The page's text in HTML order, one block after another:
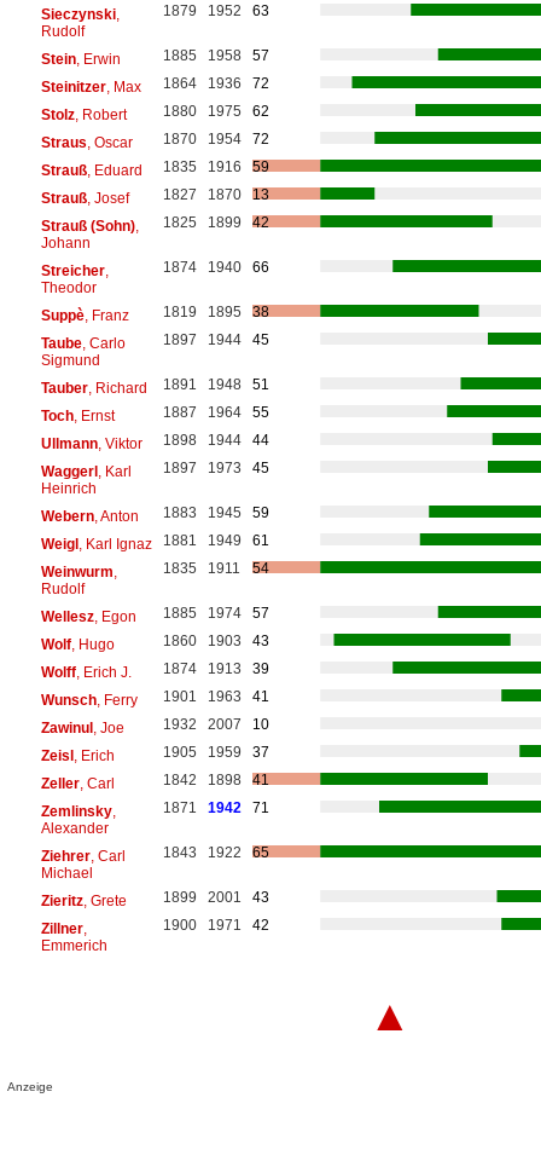
Sieczynski,
Rudolf
1879 1952 63
Stein, Erwin 1885 1958
57
Steinitzer, Max 1864 1936
72
Stolz, Robert 1880 1975
62
Straus , Oscar 1870 1954
72
Strauß, Eduard 1835 1916
59
Strauß, Josef 1827 1870
13
Strauß (Sohn),
Johann
1825 1899 42
Streicher,
Theodor
1874 1940 66
Suppè, Franz 1819 1895
38
Taube, Carlo
Sigmund
1897 1944 45
Tauber, Richard 1891 1948
51
Toch, Ernst 1887 1964
55
Ullmann, Viktor 1898 1944
44
Waggerl, Karl
Heinrich
1897 1973 45
Webern, Anton 1883 1945
59
Weigl, Karl Ignaz 1881 1949
61
Weinwurm
Rudolf
1835 1911 54
Wellesz, Egon 1885 1974
57
Wolf, Hugo 1860 1903
43
Wolff, Erich J. 1874 1913
39
Wunsch, Ferry 1901 1963
41
Zawinul, Joe 1932 2007
10
Zeisl, Erich 1905 1959
37
Zeller, Carl 1842 1898
41
Zemlinsky,
Alexander
1871 1942 71
Ziehrer, Carl
Michael
1843 1922 65
Zieritz, Grete 1899 2001
43
Zillner,
Emmerich
1900 1971 42
▲
Anzeige